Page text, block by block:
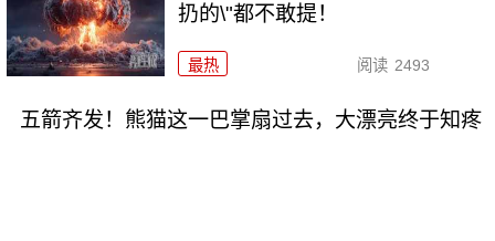
扔的\"都不敢提！
最热 阅读 2493
五箭齐发！熊猫这一巴掌扇过去，大漂亮终于知疼